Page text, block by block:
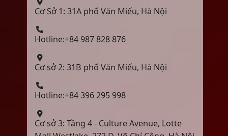
Cơ Sở 1: 31A phố Văn Miếu, Hà Nội
Hotline:+84 987 828 876
Cơ sở 2: 31B phố Văn Miếu, Hà Nội
Hotline:+84 396 295 998
Cơ sở 3: Tầng 4 - Culture Avenue, Lotte